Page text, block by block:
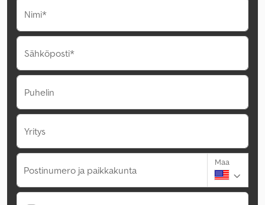
Nimi*
Sähköposti*
Puhelin
Yritys
Postinumero ja paikkakunta
Maa